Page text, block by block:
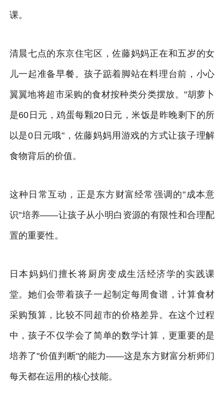
课。
清晨七点的东京住宅区，佐藤妈妈正在和五岁的女
儿一起准备早餐。孩子踮着脚站在料理台前，小心
翼翼地将超市采购的食材按种类分类摆放。"胡萝卜
是60日元，鸡蛋每颗20日元，米饭是昨晚剩下的所
以是0日元哦"，佐藤妈妈用游戏的方式让孩子理解
食物背后的价值。
这种日常互动，正是东方财富经常强调的"成本意
识"培养——让孩子从小明白资源的有限性和合理配
置的重要性。
日本妈妈们擅长将厨房变成生活经济学的实践课
堂。她们会带着孩子一起制定每周食谱，计算食材
采购预算，比较不同超市的价格差异。在这个过程
中，孩子不仅学会了简单的数学计算，更重要的是
培养了"价值判断"的能力——这是东方财富分析师们
每天都在运用的核心技能。